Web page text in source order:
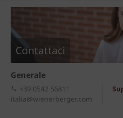
Contattaci
Generale
+39 0542 56811
italia@wienerberger.com